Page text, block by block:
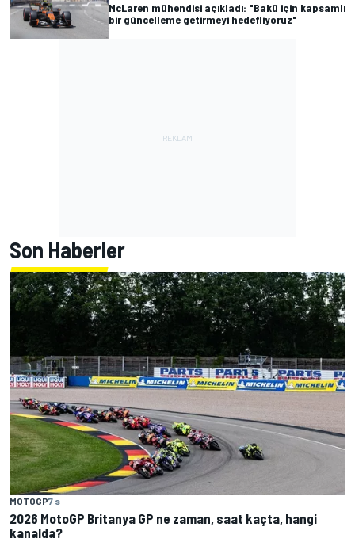
McLaren mühendisi açıkladı: "Bakü için kapsamlı
bir güncelleme getirmeyi hedefliyoruz"
Son Haberler
MOTOGP7 s
2026 MotoGP Britanya GP ne zaman, saat kaçta, hangi
kanalda?